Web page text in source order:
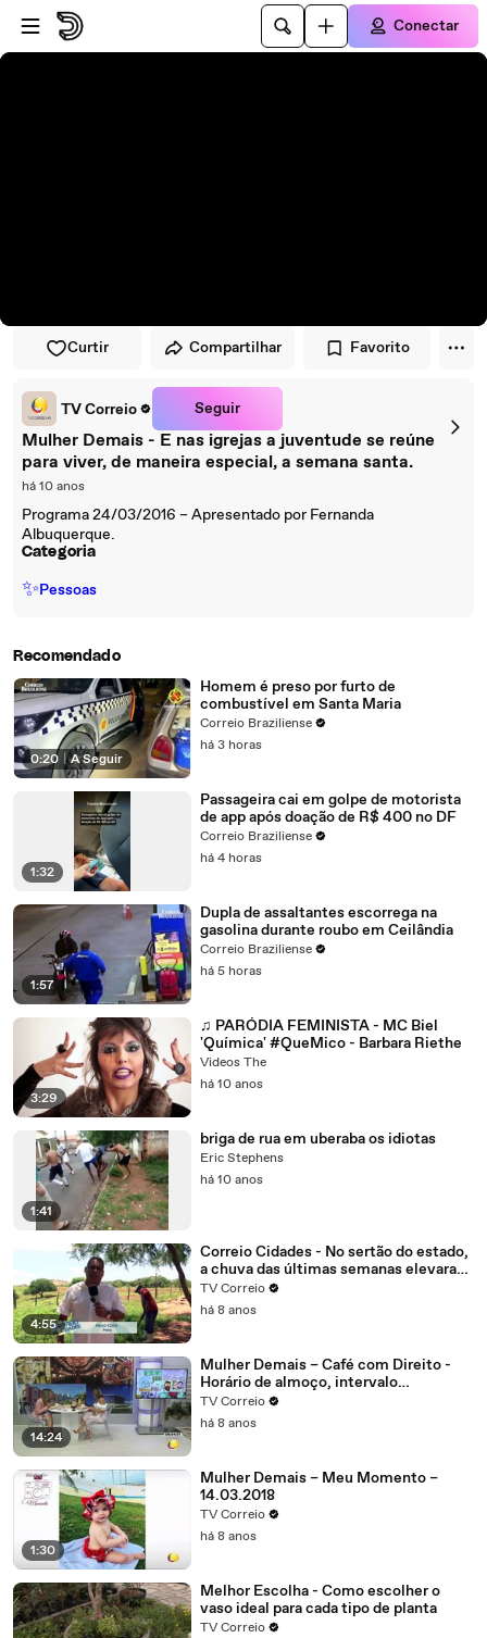
Pular para o player
Ir para o conteúdo principal
Conectar
Curtir Compartilhar Favorito
TV Correio Seguir
Mulher Demais - E nas igrejas a juventude se reúne
para viver, de maneira especial, a semana santa.
há 10 anos
Programa 24/03/2016 – Apresentado por Fernanda
Albuquerque.
Categoria
✨Pessoas
Recomendado
0:20 | A Seguir
Homem é preso por furto de
combustível em Santa Maria
Correio Braziliense
há 3 horas
1:32
Passageira cai em golpe de motorista
de app após doação de R$ 400 no DF
Correio Braziliense
há 4 horas
1:57
Dupla de assaltantes escorrega na
gasolina durante roubo em Ceilândia
Correio Braziliense
há 5 horas
3:29
♫ PARÓDIA FEMINISTA - MC Biel
'Química' #QueMico - Barbara Riethe
Videos The
há 10 anos
1:41
briga de rua em uberaba os idiotas
Eric Stephens
há 10 anos
4:55
Correio Cidades - No sertão do estado,
a chuva das últimas semanas elevaram
o nível dos reservatórios na região de
Patos.
TV Correio
há 8 anos
14:24
Mulher Demais – Café com Direito -
Horário de almoço, intervalo
interjornada tudo isso é direito do
trabalhador, mas com algumas regras
TV Correio
há 8 anos
1:30
Mulher Demais – Meu Momento –
14.03.2018
TV Correio
há 8 anos
Melhor Escolha - Como escolher o
vaso ideal para cada tipo de planta
TV Correio